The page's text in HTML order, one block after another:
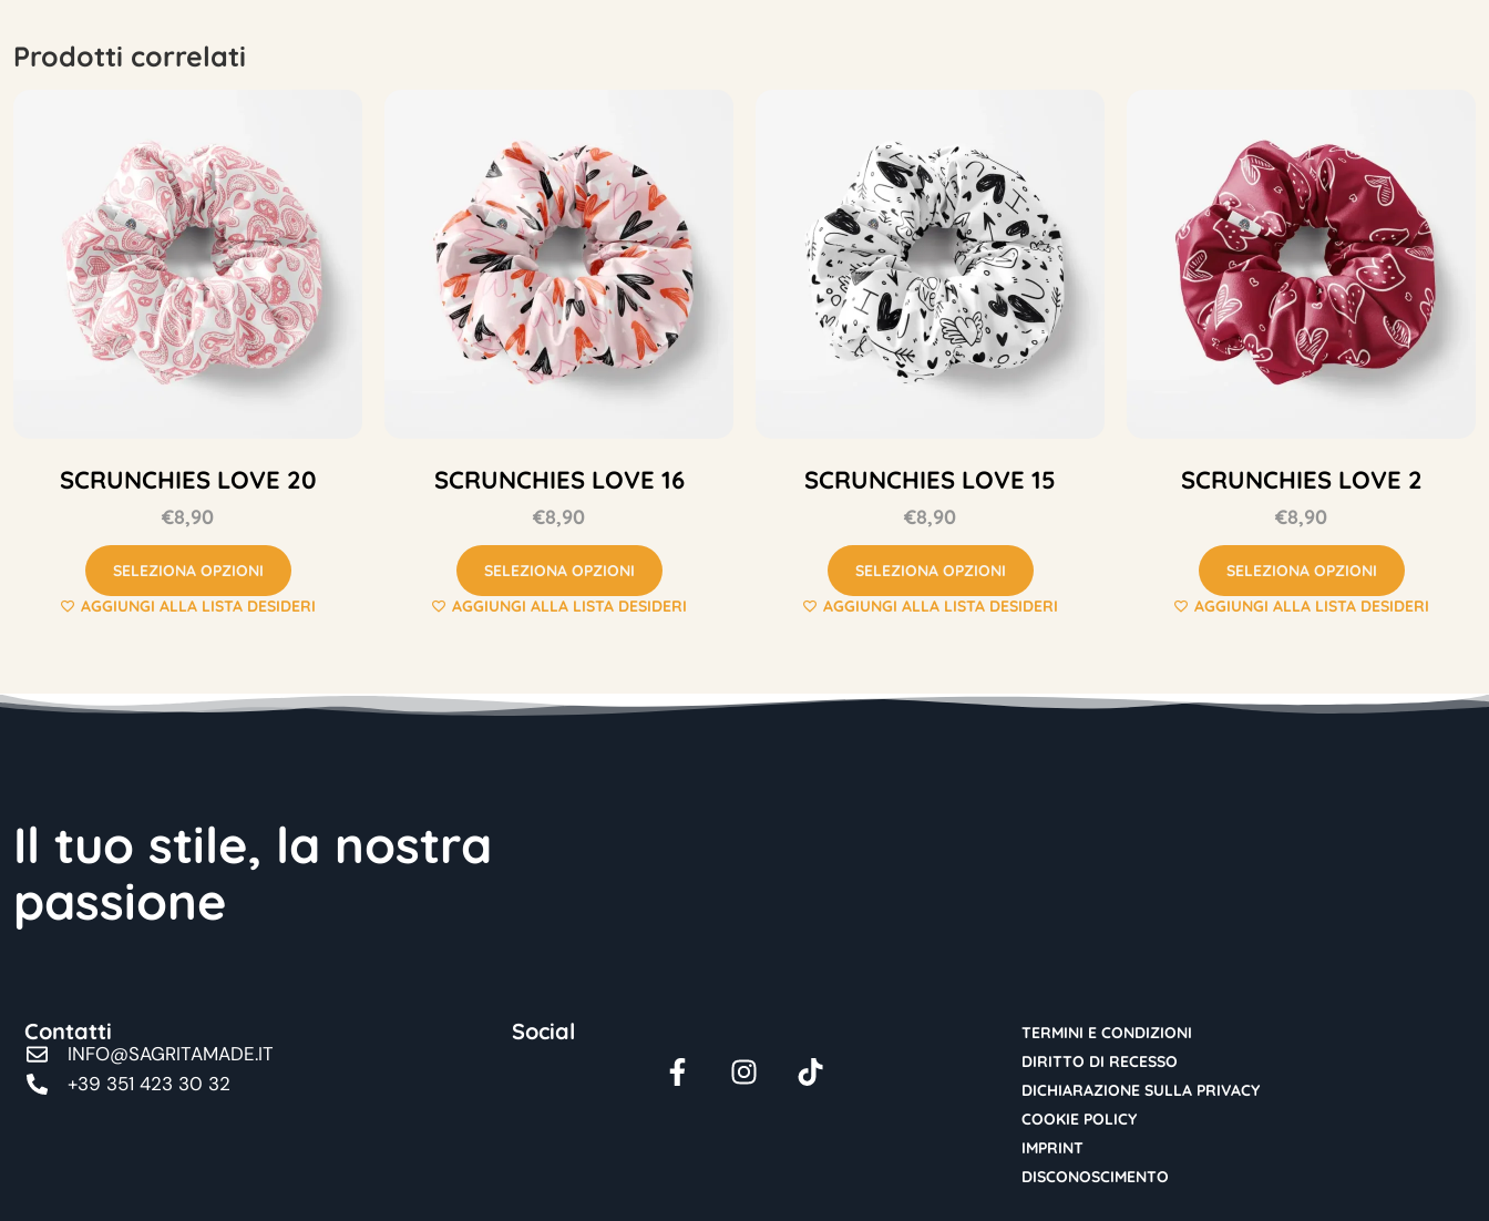
Prodotti correlati
SCRUNCHIES LOVE 20
€8,90
SELEZIONA OPZIONI
AGGIUNGI ALLA LISTA DESIDERI
SCRUNCHIES LOVE 16
€8,90
SELEZIONA OPZIONI
AGGIUNGI ALLA LISTA DESIDERI
SCRUNCHIES LOVE 15
€8,90
SELEZIONA OPZIONI
AGGIUNGI ALLA LISTA DESIDERI
SCRUNCHIES LOVE 2
€8,90
SELEZIONA OPZIONI
AGGIUNGI ALLA LISTA DESIDERI
Il tuo stile, la nostra
passione
Contatti
INFO@SAGRITAMADE.IT
+39 351 423 30 32
Social
TERMINI E CONDIZIONI
DIRITTO DI RECESSO
DICHIARAZIONE SULLA PRIVACY
COOKIE POLICY
IMPRINT
DISCONOSCIMENTO